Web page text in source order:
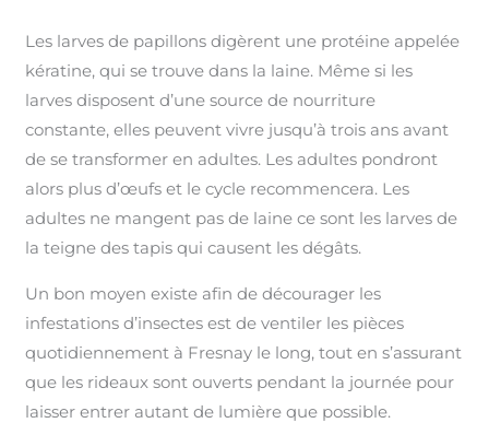
Les larves de papillons digèrent une protéine appelée
kératine, qui se trouve dans la laine. Même si les
larves disposent d’une source de nourriture
constante, elles peuvent vivre jusqu’à trois ans avant
de se transformer en adultes. Les adultes pondront
alors plus d’œufs et le cycle recommencera. Les
adultes ne mangent pas de laine ce sont les larves de
la teigne des tapis qui causent les dégâts.
Un bon moyen existe afin de décourager les
infestations d’insectes est de ventiler les pièces
quotidiennement à Fresnay le long, tout en s’assurant
que les rideaux sont ouverts pendant la journée pour
laisser entrer autant de lumière que possible.